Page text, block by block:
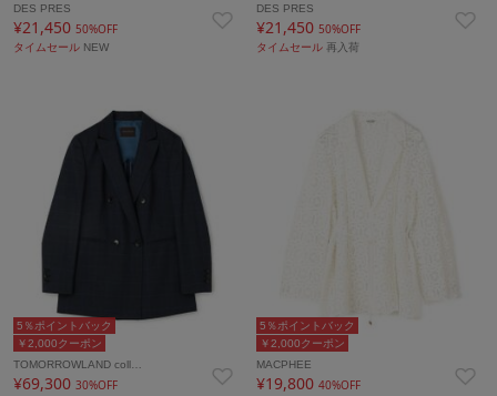
DES PRES
¥21,450 50%OFF
タイムセール NEW
DES PRES
¥21,45050%OFF
タイムセール再入荷
￥2,000クーポン
5％ポイントバック
TOMORROWLAND coll…
¥69,300 30%OFF
￥2,000クーポン
5％ポイントバック
MACPHEE
¥19,80040%OFF